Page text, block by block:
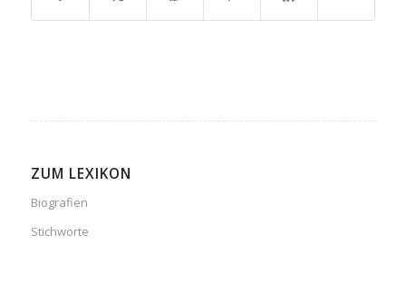
ZUM LEXIKON
Biografien
Stichworte